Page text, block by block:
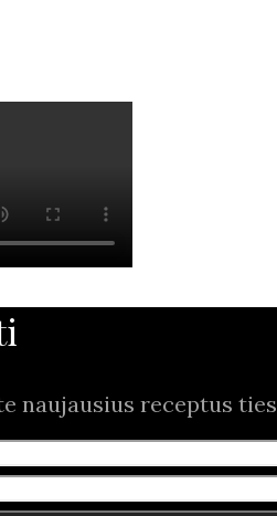
naujausius receptus